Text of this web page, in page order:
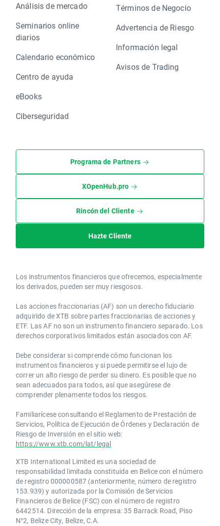
Análisis de mercado
Seminarios online
diarios
Calendario económico
Centro de ayuda
eBooks
Ciberseguridad
Términos de Negocio
Advertencia de Riesgo
Información legal
Avisos de Trading
Programa de Partners
XOpenHub.pro
Rincón del Cliente
Hazte Cliente
Los instrumentos financieros que ofrecemos, especialmente
los derivados, pueden ser muy riesgosos.
Las acciones fraccionarias (AF) son un derecho fiduciario
adquirido de XTB sobre partes fraccionarias de acciones y
ETF. Las AF no son un instrumento financiero separado. Los
derechos corporativos limitados están asociados con AF.
Debe considerar si comprende cómo funcionan los
instrumentos financieros y si puede permitirse el lujo de
correr un alto riesgo de perder su dinero. Es posible que no
sean adecuados para todos, así que asegúrese de
comprender plenamente todos los riesgos.
Familiarícese consultando el Reglamento de Prestación de
Servicios, Política de Ejecución de Órdenes y Declaración de
Riesgo de Inversión en el sitio web:
https://www.xtb.com/lat/legal
XTB International Limited es una sociedad de
responsabilidad limitada constituida en Belice con el número
de registro 000000587 (anteriormente, número de registro
153.939) y autorizada por la Comisión de Servicios
Financieros de Belice (FSC) con el número de registro
6442514. Dirección de la empresa: 35 Barrack Road, Piso
N°2, Belize City, Belize, C.A.